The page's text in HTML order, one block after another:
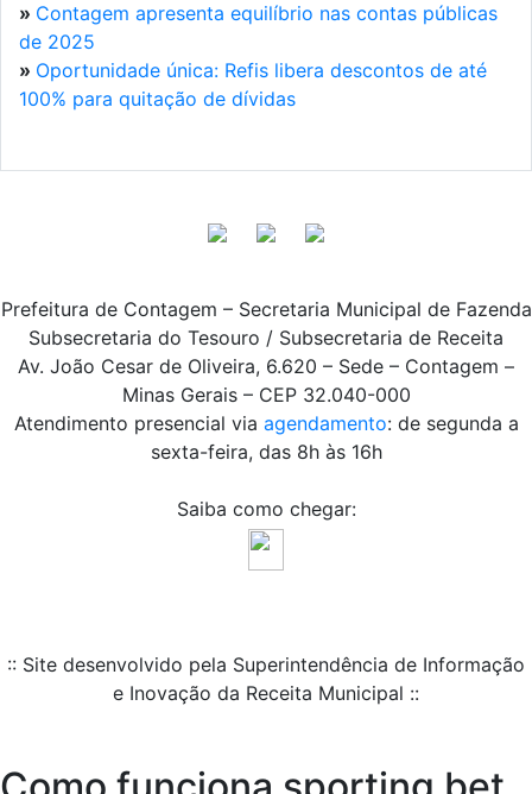
» Contagem apresenta equilíbrio nas contas públicas
de 2025
» Oportunidade única: Refis libera descontos de até
100% para quitação de dívidas
Prefeitura de Contagem – Secretaria Municipal de Fazenda
Subsecretaria do Tesouro / Subsecretaria de Receita
Av. João Cesar de Oliveira, 6.620 – Sede – Contagem –
Minas Gerais – CEP 32.040-000
Atendimento presencial via agendamento: de segunda a
sexta-feira, das 8h às 16h
Saiba como chegar:
:: Site desenvolvido pela Superintendência de Informação
e Inovação da Receita Municipal ::